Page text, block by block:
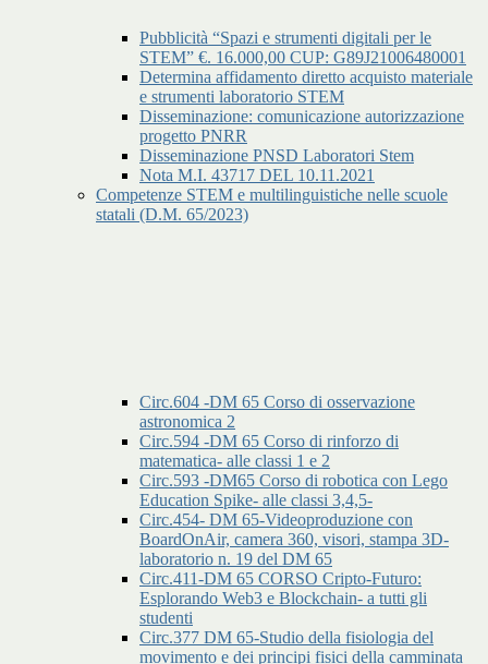
Pubblicità “Spazi e strumenti digitali per le
STEM” €. 16.000,00 CUP: G89J21006480001
Determina affidamento diretto acquisto materiale
e strumenti laboratorio STEM
Disseminazione: comunicazione autorizzazione
progetto PNRR
Disseminazione PNSD Laboratori Stem
Nota M.I. 43717 DEL 10.11.2021
Competenze STEM e multilinguistiche nelle scuole
statali (D.M. 65/2023)
Circ.604 -DM 65 Corso di osservazione
astronomica 2
Circ.594 -DM 65 Corso di rinforzo di
matematica- alle classi 1 e 2
Circ.593 -DM65 Corso di robotica con Lego
Education Spike- alle classi 3,4,5-
Circ.454- DM 65-Videoproduzione con
BoardOnAir, camera 360, visori, stampa 3D-
laboratorio n. 19 del DM 65
Circ.411-DM 65 CORSO Cripto-Futuro:
Esplorando Web3 e Blockchain- a tutti gli
studenti
Circ.377 DM 65-Studio della fisiologia del
movimento e dei principi fisici della camminata